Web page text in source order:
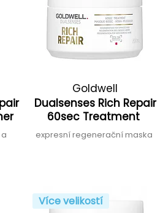
Goldwell
Dualsenses Rich Repair
60sec Treatment
expresní regenerační maska
Více velikostí